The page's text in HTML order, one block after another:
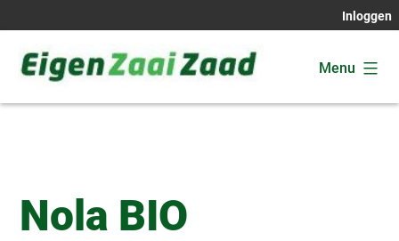
naar
inhoud
Inloggen
Eigen
Menu
Nola BIO